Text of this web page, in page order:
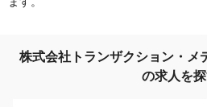
株式会社トランザクション・メ
の求人を